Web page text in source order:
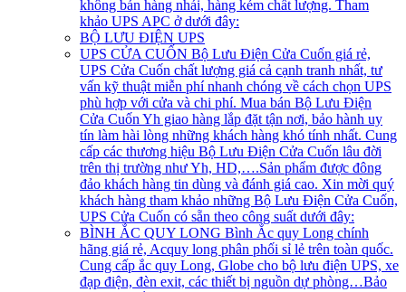
không bán hàng nhái, hàng kém chất lượng. Tham
khảo UPS APC ở dưới đây:
BỘ LƯU ĐIỆN UPS
UPS CỬA CUỐN Bộ Lưu Điện Cửa Cuốn giá rẻ,
UPS Cửa Cuốn chất lượng giá cả cạnh tranh nhất, tư
vấn kỹ thuật miễn phí nhanh chóng về cách chọn UPS
phù hợp với cửa và chi phí. Mua bán Bộ Lưu Điện
Cửa Cuốn Yh giao hàng lắp đặt tận nơi, bảo hành uy
tín làm hài lòng những khách hàng khó tính nhất. Cung
cấp các thương hiệu Bộ Lưu Điện Cửa Cuốn lâu đời
trên thị trường như Yh, HD,….Sản phẩm được đông
đảo khách hàng tin dùng và đánh giá cao. Xin mời quý
khách hàng tham khảo những Bộ Lưu Điện Cửa Cuốn,
UPS Cửa Cuốn có sẵn theo công suất dưới đây:
BÌNH ẮC QUY LONG Bình Ắc quy Long chính
hãng giá rẻ, Acquy long phân phối sỉ lẻ trên toàn quốc.
Cung cấp ắc quy Long, Globe cho bộ lưu điện UPS, xe
đạp điện, đèn exit, các thiết bị nguồn dự phòng…Bảo